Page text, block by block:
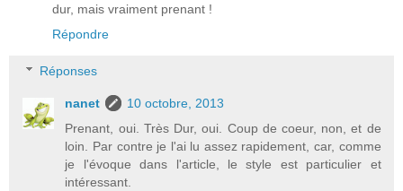
dur, mais vraiment prenant !
Répondre
Réponses
nanet
10 octobre, 2013
Prenant, oui. Très Dur, oui. Coup de coeur, non, et de
loin. Par contre je l'ai lu assez rapidement, car, comme
je l'évoque dans l'article, le style est particulier et
intéressant.